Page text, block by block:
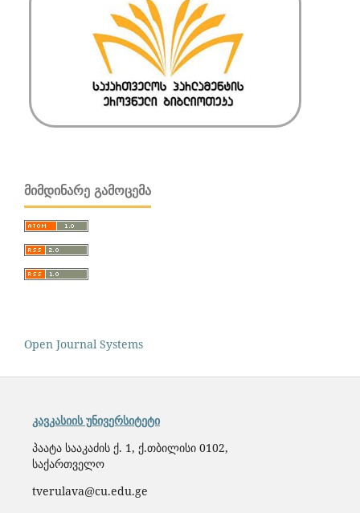
ᲛᲘᲛᲓᲘᲜᲐᲠᲔ ᲒᲐᲛᲝᲪᲔᲛᲐ
Open Journal Systems
კავკასიის უნივერსიტეტი
პაატა სააკაძის ქ. 1, ქ.თბილისი 0102,
საქართველო
tverulava@cu.edu.ge